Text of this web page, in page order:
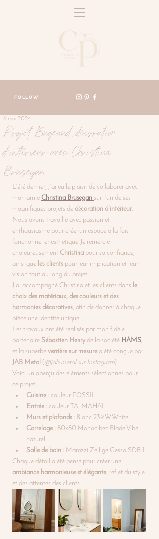
FOLLOW
Projet Bugeaud, décoration
d’intérieur avec Christina
Brusegan
6 mai 2024
L’été dernier, j’ai eu le plaisir de collaborer avec
mon amie Christina Brusegan sur l’un de ses
magnifiques projets de décoration d’intérieur.
Nous avons travaillé avec passion et
enthousiasme pour créer un espace à la fois
fonctionnel et esthétique. Je remercie
chaleureusement Christina pour sa confiance,
ainsi que les clients pour leur implication et leur
vision tout au long du projet.
J’ai accompagné Christina et les clients dans le
choix des matériaux, des couleurs et des
harmonies décoratives, afin de donner à chaque
pièce une identité unique.
Les travaux ont été réalisés par mon fidèle
partenaire Sébastien Henry de la société HAMS,
et la superbe verrière sur mesure a été conçue par
JAB Metal (@jab.metal sur Instagram).
Voici un aperçu des éléments sélectionnés pour
ce projet :
Cuisine : couleur FOSSIL
Entrée : couleur TAJ MAHAL
Murs et plafonds : Blanc 239 W.White
Carrelage : 80x80 Monocibec Blade Vibe
naturel
Salle de bain : Marazzi Zellige Gesso SDB 1
Chaque détail a été pensé pour créer une
ambiance harmonieuse et élégante, reflet du style
et des attentes des clients.